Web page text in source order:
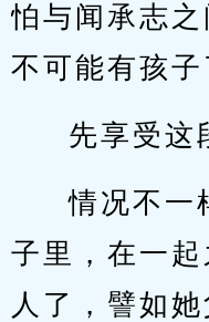
怕与闻承志
不可能有孩子
先享受这
情况不一
子里，在一
人了，譬如